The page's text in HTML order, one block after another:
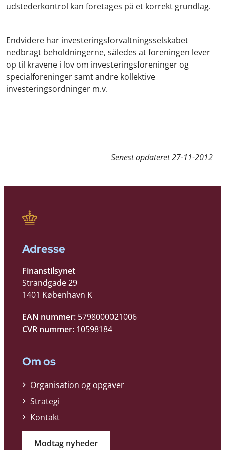
udstederkontrol kan foretages på et korrekt grundlag.
Endvidere har investeringsforvaltningsselskabet
nedbragt beholdningerne, således at foreningen lever
op til kravene i lov om investeringsforeninger og
specialforeninger samt andre kollektive
investeringsordninger m.v.
Senest opdateret27-11-2012
Adresse
Finanstilsynet
Strandgade 29
1401 København K
EAN nummer: 5798000021006
CVR nummer: 10598184
Om os
Organisation og opgaver
Strategi
Kontakt
Modtag nyheder